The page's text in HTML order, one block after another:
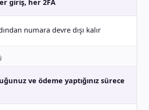
numara devre dışı kalır
ve ödeme yaptığınız sürece